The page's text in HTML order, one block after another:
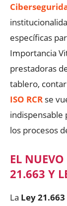
específicas
Importancia
prestadoras
tablero,
ISO RCR se
indispensable
los procesos
EL
21.663 Y
La Ley 21.663